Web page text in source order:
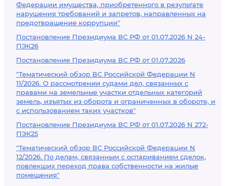
Федерации имущества, приобретенного в результате
нарушения требований и запретов, направленных на
предотвращение коррупции"
Постановление Президиума ВС РФ от 01.07.2026 N 24-
ПЭК26
Постановление Президиума ВС РФ от 01.07.2026
"Тематический обзор ВС Российской Федерации N
11/2026. О рассмотрении судами дел, связанных с
правами на земельные участки отдельных категорий
земель, изъятых из оборота и ограниченных в обороте, и
с использованием таких участков"
Постановление Президиума ВС РФ от 01.07.2026 N 272-
ПЭК25
"Тематический обзор ВС Российской Федерации N
12/2026. По делам, связанным с оспариванием сделок,
повлекших переход права собственности на жилые
помещения"